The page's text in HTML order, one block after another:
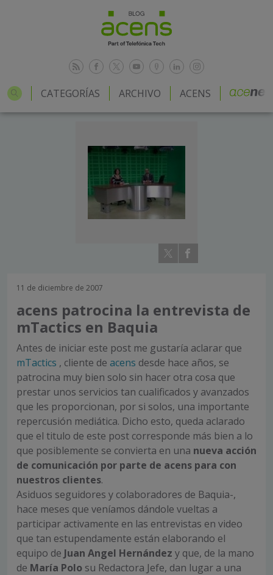
CATEGORÍAS ARCHIVO ACENS
11 de diciembre de 2007
acens patrocina la entrevista de
mTactics en Baquia
Antes de iniciar este post me gustaría aclarar que
mTactics , cliente de acens desde hace años, se
patrocina muy bien solo sin hacer otra cosa que
prestar unos servicios tan cualificados y avanzados
que les proporcionan, por si solos, una importante
repercusión mediática. Dicho esto, queda aclarado
que el titulo de este post corresponde más bien a lo
que posiblemente se convierta en una nueva acción
de comunicación por parte de acens para con
nuestros clientes.
Asiduos seguidores y colaboradores de Baquia-,
hace meses que veníamos dándole vueltas a
participar activamente en las entrevistas en video
que tan estupendamente están elaborando el
equipo de Juan Angel Hernández y que, de la mano
de María Polo su Redactora Jefe, dan lugar a una